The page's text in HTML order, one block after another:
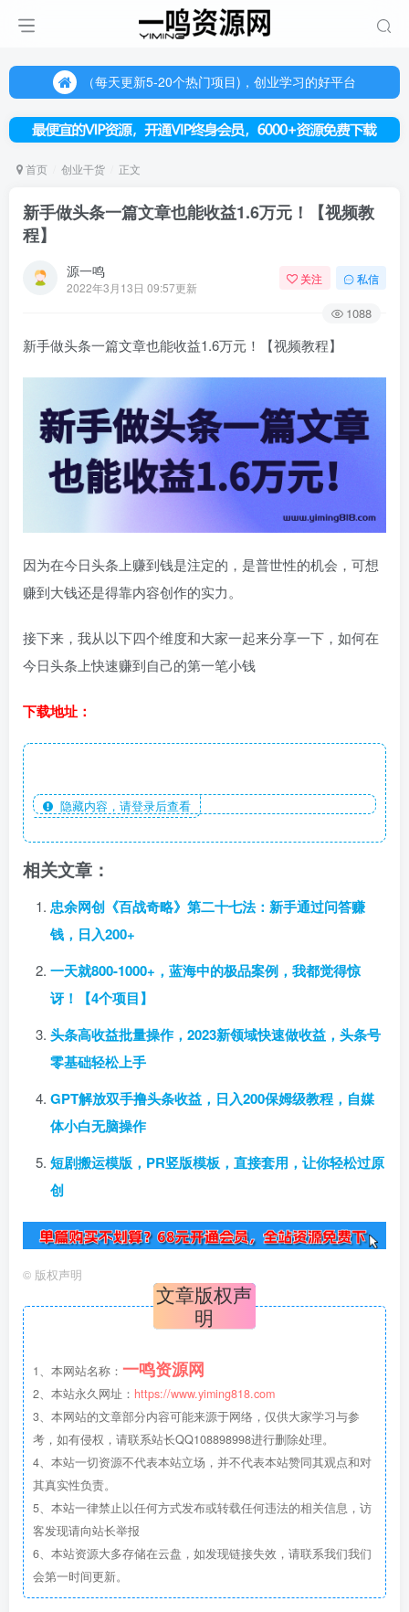
（每天更新5-20个热门项目)，创业学习的好平台
（每天更新5-20个热门项目)，创业学习的好平台
首页 创业干货 正文
新手做头条一篇文章也能收益1.6万元！【视频教
程】
源一鸣
2022年3月13日 09:57更新
关注 私信
1088
新手做头条一篇文章也能收益1.6万元！【视频教程】
因为在今日头条上赚到钱是注定的，是普世性的机会，可想
赚到大钱还是得靠内容创作的实力。
接下来，我从以下四个维度和大家一起来分享一下，如何在
今日头条上快速赚到自己的第一笔小钱
下载地址：
隐藏内容，请登录后查看
相关文章：
忠余网创《百战奇略》第二十七法：新手通过问答赚
钱，日入200+
一天就800-1000+，蓝海中的极品案例，我都觉得惊
讶！【4个项目】
头条高收益批量操作，2023新领域快速做收益，头条号
零基础轻松上手
GPT解放双手撸头条收益，日入200保姆级教程，自媒
体小白无脑操作
短剧搬运模版，PR竖版模板，直接套用，让你轻松过原
创
© 版权声明
文章版权声
明
1、本网站名称： 一鸣资源网
2、本站永久网址： https://www.yiming818.com
3、本网站的文章部分内容可能来源于网络，仅供大家学习与参
考，如有侵权，请联系站长QQ108898998进行删除处理。
4、本站一切资源不代表本站立场，并不代表本站赞同其观点和对
其真实性负责。
5、本站一律禁止以任何方式发布或转载任何违法的相关信息，访
客发现请向站长举报
6、本站资源大多存储在云盘，如发现链接失效，请联系我们我们
会第一时间更新。